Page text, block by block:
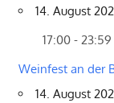
14. August
17:00 - 23:59
Weinfest an der
14. August